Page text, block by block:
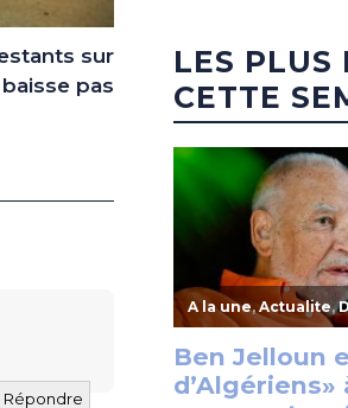
sur
pas
Répondre
LES PLUS
CETTE